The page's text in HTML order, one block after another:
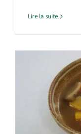
Lire la suite